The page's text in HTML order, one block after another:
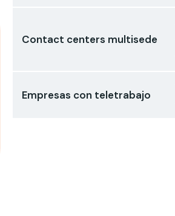
Contact centers multisede
Empresas con teletrabajo